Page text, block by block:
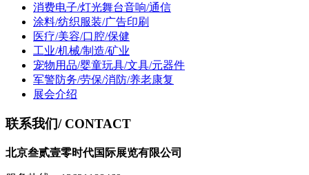
消费电子/灯光舞台音响/通信
涂料/纺织服装/广告印刷
医疗/美容/口腔/保健
工业/机械/制造/矿业
宠物用品/婴童玩具/文具/元器件
军警防务/劳保/消防/养老康复
展会介绍
联系我们/ CONTACT
北京叁贰壹零时代国际展览有限公司